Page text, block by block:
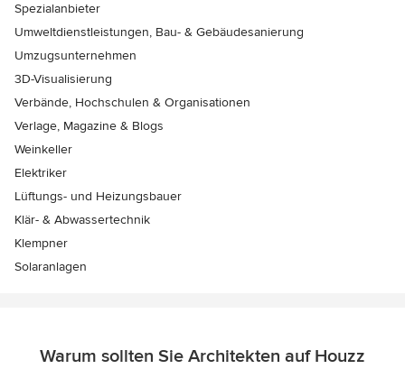
Spezialanbieter
Umweltdienstleistungen, Bau- & Gebäudesanierung
Umzugsunternehmen
3D-Visualisierung
Verbände, Hochschulen & Organisationen
Verlage, Magazine & Blogs
Weinkeller
Elektriker
Lüftungs- und Heizungsbauer
Klär- & Abwassertechnik
Klempner
Solaranlagen
Warum sollten Sie Architekten auf Houzz